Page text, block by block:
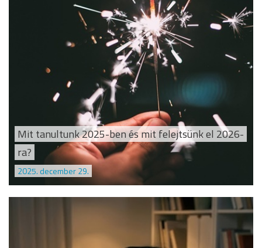
Mit tanultunk 2025-ben és mit felejtsünk el 2026-
ra?
2025. december 29.